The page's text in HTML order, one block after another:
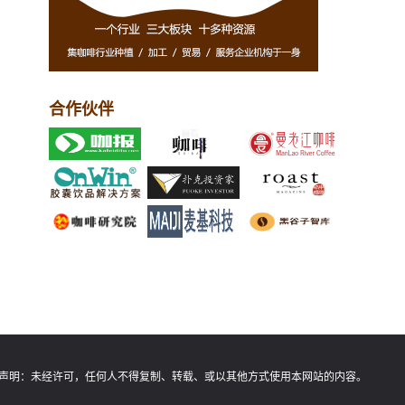
合作伙伴
明： 未经许可，任何人不得复制、转载、或以其他方式使用本网站的内容。